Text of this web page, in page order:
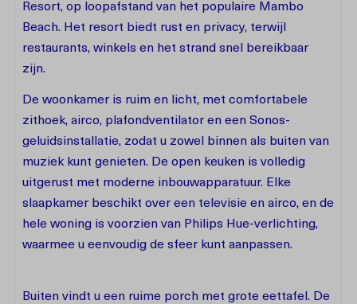
Resort, op loopafstand van het populaire Mambo
Beach. Het resort biedt rust en privacy, terwijl
restaurants, winkels en het strand snel bereikbaar
zijn.
De woonkamer is ruim en licht, met comfortabele
zithoek, airco, plafondventilator en een Sonos-
geluidsinstallatie, zodat u zowel binnen als buiten van
muziek kunt genieten. De open keuken is volledig
uitgerust met moderne inbouwapparatuur. Elke
slaapkamer beschikt over een televisie en airco, en de
hele woning is voorzien van Philips Hue-verlichting,
waarmee u eenvoudig de sfeer kunt aanpassen.
Buiten vindt u een ruime porch met grote eettafel. De